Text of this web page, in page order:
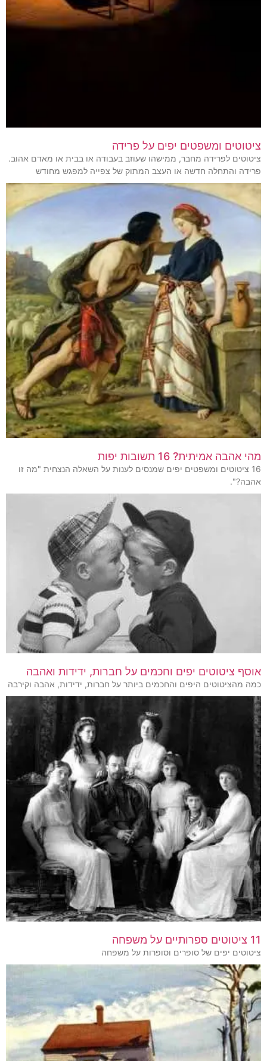
ציטוטים ומשפטים יפים על פרידה
ציטוטים לפרידה מחבר, ממישהו שעוזב בעבודה או בבית או מאדם אהוב.
פרידה והתחלה חדשה או העצב המתוק של צפייה למפגש מחודש
מהי אהבה אמיתית? 16 תשובות יפות
16 ציטוטים ומשפטים יפים שמנסים לענות על השאלה הנצחית "מה זו
אהבה?".
אוסף ציטוטים יפים וחכמים על חברות, ידידות ואהבה
כמה מהציטוטים היפים והחכמים ביותר על חברות, ידידות, אהבה וקירבה
11 ציטוטים ספרותיים על משפחה
ציטוטים יפים של סופרים וסופרות על משפחה